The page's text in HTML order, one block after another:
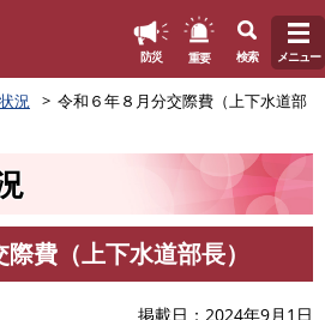
防災 重要 検索 メニュー
況
令和６年８月分交際費（上下水道部
費（上下水道部長）
掲載日
2024年9月1日